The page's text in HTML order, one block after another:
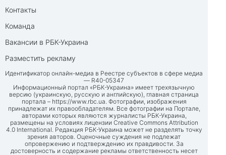
Контакты
Команда
Вакансии в РБК-Украина
Разместить рекламу
Идентификатор онлайн-медиа в Реестре субъектов в сфере медиа
— R40-05347
Информационный портал «РБК-Украина» имеет трехязычную
версию (украинскую, русскую и английскую), главная страница
портала – https://www.rbc.ua. Фотографии, изображения
принадлежат их правообладателям. Все фотографии на Портале,
авторами которых являются журналисты РБК-Украина,
размещены на условиях лицензии Creative Commons Attribution
4.0 International. Редакция РБК-Украина может не разделять точку
зрения авторов. Оценочные суждения не подлежат
опровержению и подтверждению их правдивости. За
достоверность и содержание рекламы ответственность несет